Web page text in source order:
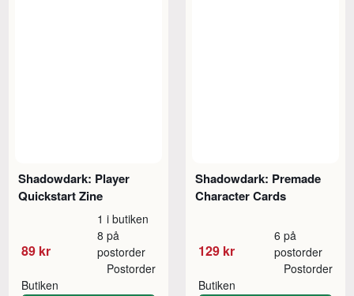
Shadowdark: Player
Quickstart Zine
89 kr
1 i butiken
8 på
postorder
Butiken
Postorder
Shadowdark: Premade
Character Cards
129 kr
6 på
postorder
Butiken
Postorder